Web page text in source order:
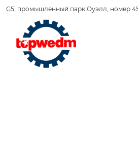
G5, промышленный парк Оуэлл, номер